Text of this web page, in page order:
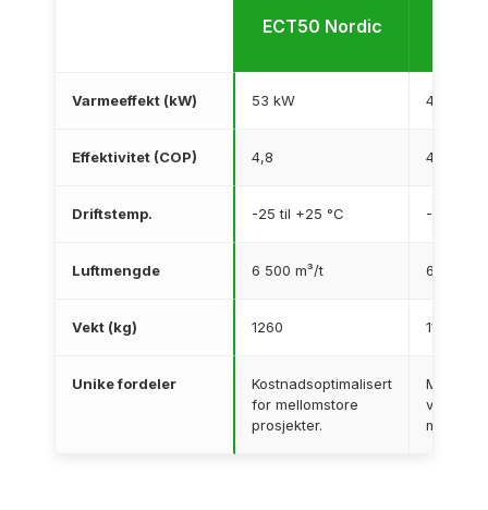
ECT50 Nordic
Varmeeffekt (kW) 53 kW 49 kW
Effektivitet (COP) 4,8 4,8
Driftstemp. -25 til +25 °C -25 til
Luftmengde 6 500 m³/t 6 500
Vekt (kg) 1260 1160
Unike fordeler
Kostnadsoptimalisert
for mellomstore
prosjekter.
mindre